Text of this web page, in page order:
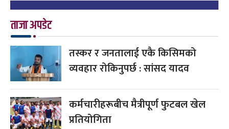
ताजा अपडेट
तस्कर र जनतालाई एकै किसिमको
व्यवहार रोकिनुपर्छ : सांसद यादव
कर्मचारीहरूबीच मैत्रीपूर्ण फुटबल खेल
प्रतियोगिता